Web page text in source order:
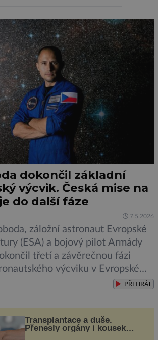
rozpálenou kamennou pustinu
LHS 3844 b patří mezi
Je asi o […]
dokončil základní
výcvik. Česká mise na
do další fáze
7.5.2026
záložní astronaut Evropské
(ESA) a bojový pilot Armády
třetí a závěrečnou fázi
výcviku v Evropském
v Kolíně nad Rýnem. Česká
národní mise v roce 2027.
výcvik, který Aleš Svoboda
podzimem […]
PŘEHRÁT
Transplantace a duše.
Přenesly orgány i kousek